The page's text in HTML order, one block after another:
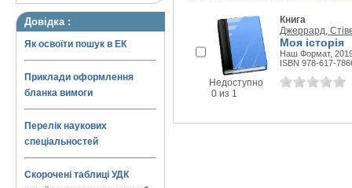
Довідка :
Як освоїти пошук в ЕК
Приклади оформлення
бланка вимоги
Перелік наукових
спеціальностей
Скорочені таблиці УДК
Недоступно
0 из 1
Книга
Джеррард,
Моя історія
Наш Формат,
ISBN 978-617-